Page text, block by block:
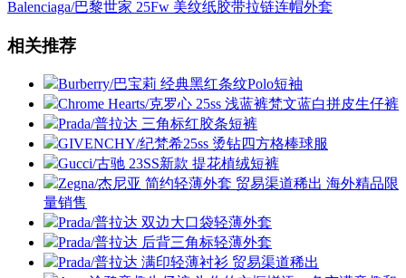
Balenciaga/巴黎世家 25Fw 美纹纸胶带拉链连帽外套
相关推荐
Burberry/巴宝莉 经典黑红条纹Polo短袖
Chrome Hearts/克罗心 25ss 浅蓝裤梵文蓝白拼皮生仔裤
Prada/普拉达 三角标红胶条短裤
GIVENCHY/纪梵希25ss 烫钻四方格棒球服
Gucci/古驰 23SS新款 提花植绒短裤
Zegna/杰尼亚 简约轻薄外套 贸易渠道稀出 海外精品限
量销售
Prada/普拉达 双边大口袋轻薄外套
Prada/普拉达 后背三角标轻薄外套
Prada/普拉达 满印轻薄衬衫 贸易渠道稀出